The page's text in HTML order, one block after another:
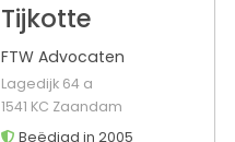
Tijkotte
FTW Advocaten
Lagedijk 64 a
1541 KC Zaandam
Beëdigd in 2005